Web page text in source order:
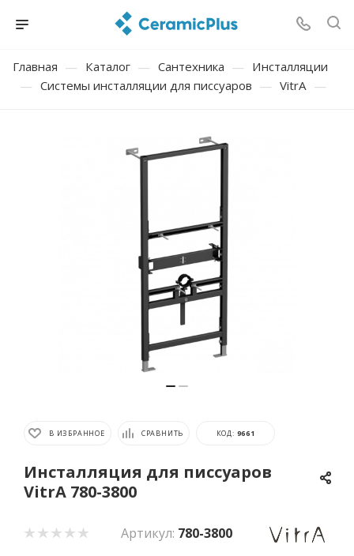
Главная — Каталог — Сантехника — Инсталляции
— Системы инсталляции для писсуаров — VitrA —
В ИЗБРАННОЕ СРАВНИТЬ КОД: 9661
Инсталляция для писсуаров
VitrA 780-3800
Артикул: 780-3800